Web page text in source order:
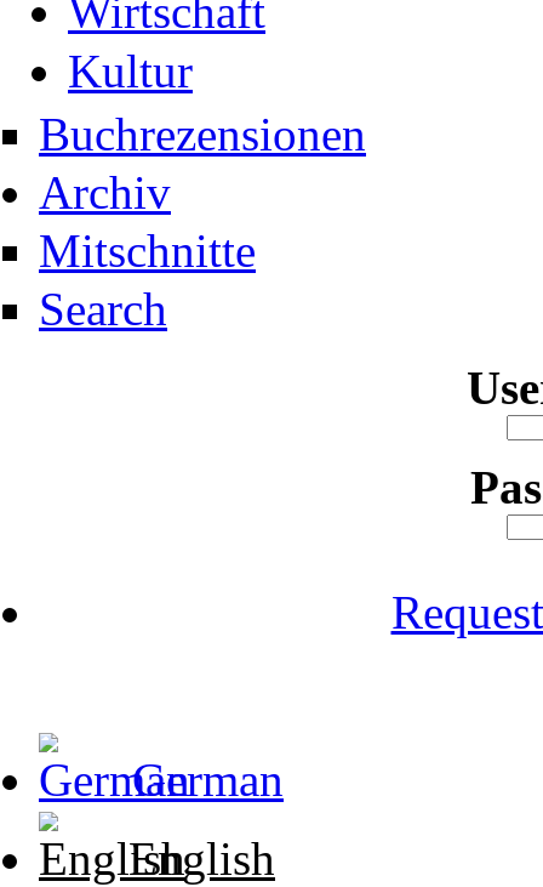
Wirtschaft
Kultur
Buchrezensionen
Archiv
Mitschnitte
Search
German
English